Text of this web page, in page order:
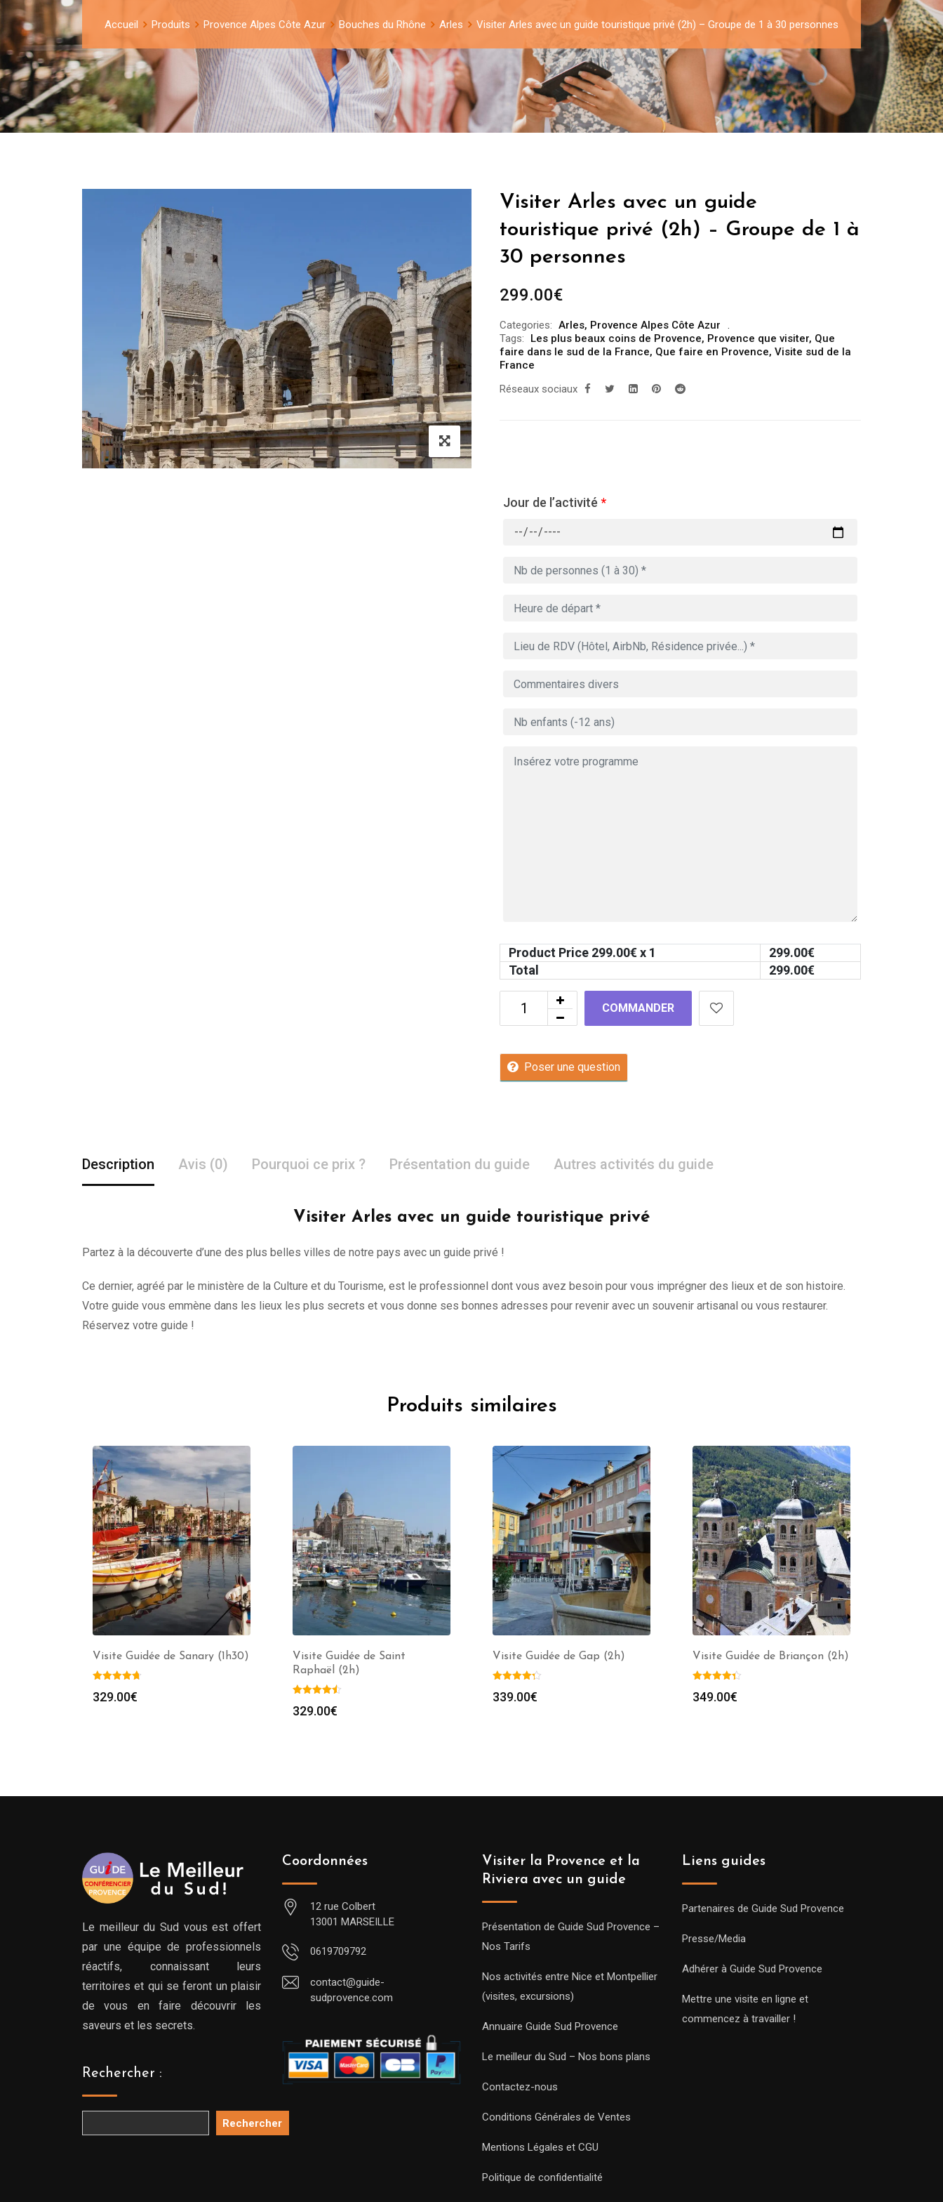
Accueil Produits Provence Alpes Côte Azur Bouches du Rhône Arles Visiter Arles avec un guide touristique privé (2h) – Groupe de 1 à 30 personnes
Visiter Arles avec un guide
touristique privé (2h) – Groupe de 1 à
30 personnes
299.00€
Categories: Arles, Provence Alpes Côte Azur
Tags:
Les plus beaux coins de Provence, Provence que visiter, Que
faire dans le sud de la France, Que faire en Provence, Visite sud de la
France
Réseaux sociaux
Jour de l’activité *
Product Price 299.00€ x 1 299.00€
Total
299.00€
COMMANDER
Poser une question
Description Avis (0) Pourquoi ce prix ? Présentation du guide Autres activités du guide
Visiter Arles avec un guide touristique privé
Partez à la découverte d’une des plus belles villes de notre pays avec un guide privé !
Ce dernier, agréé par le ministère de la Culture et du Tourisme, est le professionnel dont vous avez besoin pour vous imprégner des lieux et de son histoire.
Votre guide vous emmène dans les lieux les plus secrets et vous donne ses bonnes adresses pour revenir avec un souvenir artisanal ou vous restaurer.
Réservez votre guide !
Produits similaires
Visite Guidée de Sanary (1h30)
329.00€
Visite Guidée de Saint
Raphaël (2h)
329.00€
Visite Guidée de Gap (2h)
339.00€
Visite Guidée de Briançon (2h)
349.00€
Le meilleur du Sud vous est offert
par une équipe de professionnels
réactifs, connaissant leurs
territoires et qui se feront un plaisir
de vous en faire découvrir les
saveurs et les secrets.
Rechercher :
Rechercher
Coordonnées
12 rue Colbert
13001 MARSEILLE
0619709792
contact@guide-
sudprovence.com
Visiter la Provence et la
Riviera avec un guide
Présentation de Guide Sud Provence –
Nos Tarifs
Nos activités entre Nice et Montpellier
(visites, excursions)
Annuaire Guide Sud Provence
Le meilleur du Sud – Nos bons plans
Contactez-nous
Conditions Générales de Ventes
Mentions Légales et CGU
Politique de confidentialité
Liens guides
Partenaires de Guide Sud Provence
Presse/Media
Adhérer à Guide Sud Provence
Mettre une visite en ligne et
commencez à travailler !